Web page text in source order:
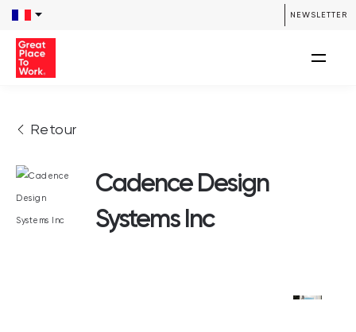
NEWSLETTER
Retour
Cadence Design
Systems Inc